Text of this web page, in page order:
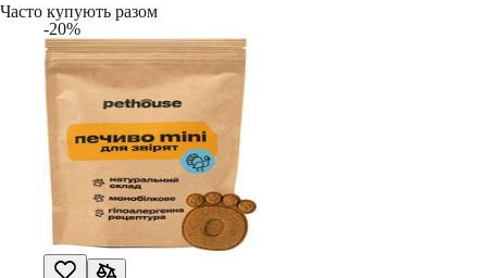
Часто купують разом
-20%